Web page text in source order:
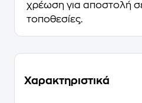
χρέωση για αποστολή
τοποθεσίες.
Χαρακτηριστικά